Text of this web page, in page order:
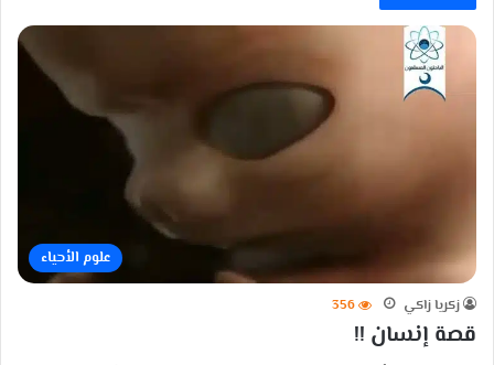
علوم الأحياء
زكريا زاكي 356
قصة إنسان !!